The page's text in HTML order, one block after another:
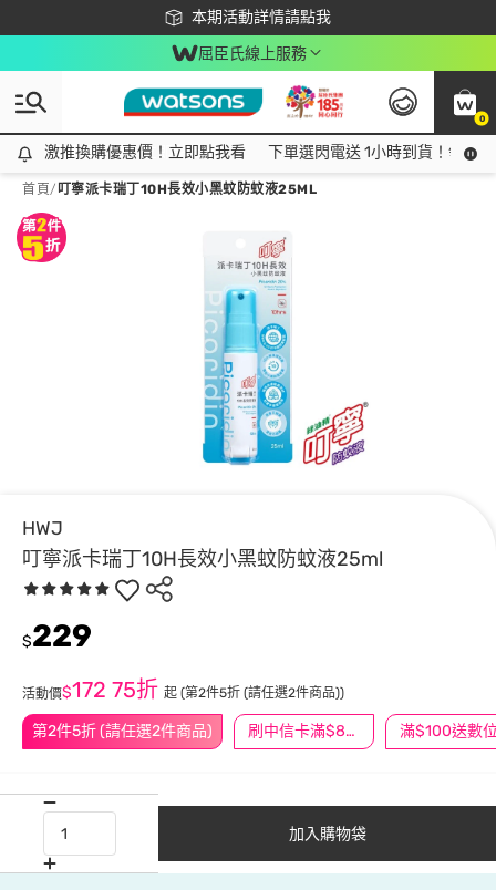
本期活動詳情請點我
下載app最高回饋$350
屈臣氏線上服務
0
激推換購優惠價！立即點我看
激推換購優惠價！立即點我看 下單選閃電送 1小時到貨！領神
首頁/ 叮寧派卡瑞丁10H長效小黑蚊防蚊液25ML
HWJ
叮寧派卡瑞丁10H長效小黑蚊防蚊液25ml
第2件5折 (請任選2件商品) 刷中信卡滿$888送3萬點
$229
活動價$172 75折 起 (第2件5折 (請任選2件商品))
加入購物袋